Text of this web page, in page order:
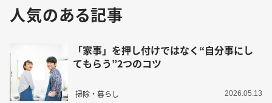
人気のある記事
「家事」を押し付けではなく“自分事にし
てもらう”2つのコツ
掃除・暮らし 2026.05.13